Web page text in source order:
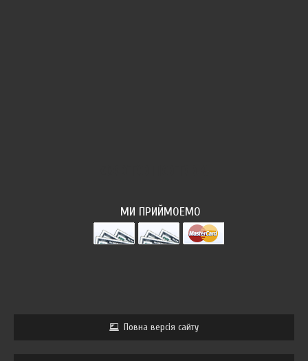
МИ ПРИЙМОЕМО
Повна версія сайту